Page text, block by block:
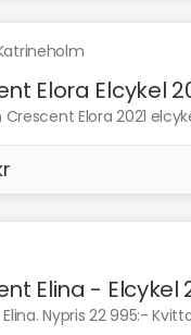
Elora Elcykel
Crescent Elora 2021
Elina - Elcykel
Nypris 22 995:-